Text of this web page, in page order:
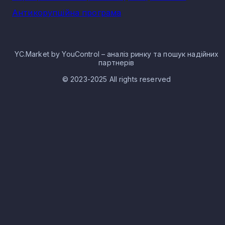
інвесторів та міжнародних партнерів, системно
нових вкладників та створюючи нові проекти з різними
час післявоєнного відновлення держави.
Новоселівка: особливості галузі
Антикорупційна програма
YC.Market by YouControl – аналіз ринку та пошук надійних
партнерів
© 2023-2025 All rights reserved